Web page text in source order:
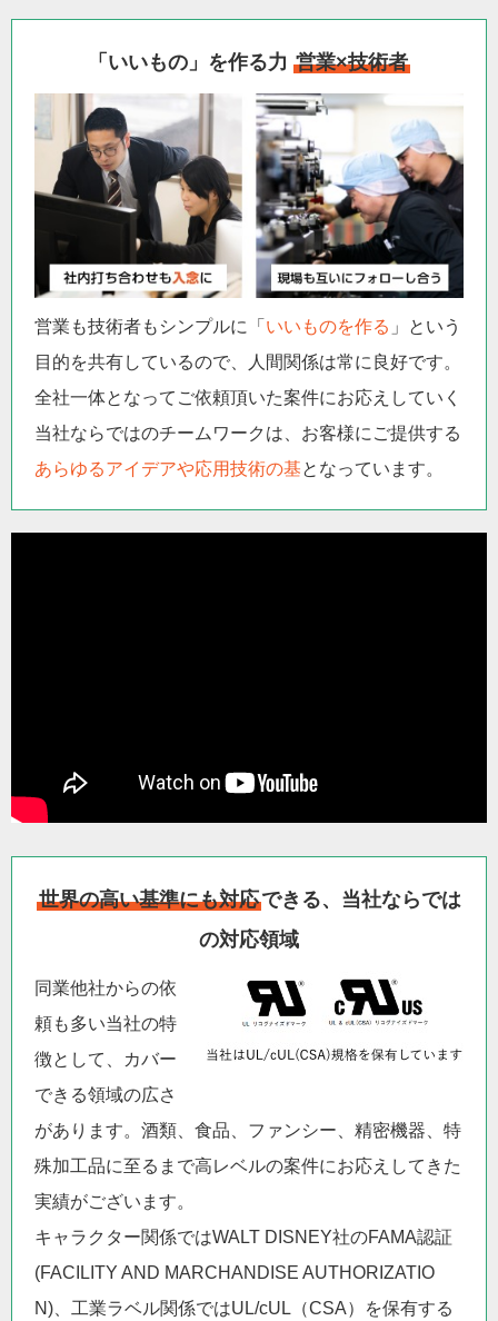
「いいもの」を作る力 営業×技術者
営業も技術者もシンプルに「 いいものを作る 」という
目的を共有しているので、人間関係は常に良好です。
全社一体となってご依頼頂いた案件にお応えしていく
当社ならではのチームワークは、お客様にご提供する
あらゆるアイデアや応用技術の基となっています。
世界の高い基準にも対応できる、当社ならでは
の対応領域
同業他社からの依
頼も多い当社の特
徴として、カバー
できる領域の広さ
があります。酒類、食品、ファンシー、精密機器、特
殊加工品に至るまで高レベルの案件にお応えしてきた
実績がございます。
キャラクター関係ではWALT DISNEY社のFAMA認証
(FACILITY AND MARCHANDISE AUTHORIZATIO
N)、工業ラベル関係ではUL/cUL（CSA）を保有する